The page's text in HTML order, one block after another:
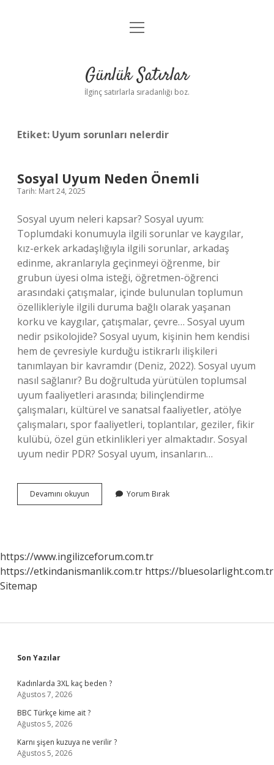
Anasayfa
Yasal Uyarı
menüyü
Günlük Satırlar
İlginç satırlarla sıradanlığı boz.
Etiket: Uyum sorunları nelerdir
Sosyal Uyum Neden Önemli
Tarih: Mart 24, 2025
Sosyal uyum neleri kapsar? Sosyal uyum:
Toplumdaki konumuyla ilgili sorunlar ve kaygılar,
kız-erkek arkadaşlığıyla ilgili sorunlar, arkadaş
edinme, akranlarıyla geçinmeyi öğrenme, bir
grubun üyesi olma isteği, öğretmen-öğrenci
arasındaki çatışmalar, içinde bulunulan toplumun
özellikleriyle ilgili duruma bağlı olarak yaşanan
korku ve kaygılar, çatışmalar, çevre… Sosyal uyum
nedir psikolojide? Sosyal uyum, kişinin hem kendisi
hem de çevresiyle kurduğu istikrarlı ilişkileri
tanımlayan bir kavramdır (Deniz, 2022). Sosyal uyum
nasıl sağlanır? Bu doğrultuda yürütülen toplumsal
uyum faaliyetleri arasında; bilinçlendirme
çalışmaları, kültürel ve sanatsal faaliyetler, atölye
çalışmaları, spor faaliyetleri, toplantılar, geziler, fikir
kulübü, özel gün etkinlikleri yer almaktadır. Sosyal
uyum nedir PDR? Sosyal uyum, insanların…
Devamını okuyun
Uyum
Yorum Bırak
https://www.ingilizceforum.com.tr
https://etkindanismanlik.com.tr https://bluesolarlight.com.tr
Sitemap
Sidebar
Son Yazılar
Kadınlarda 3XL kaç beden ?
Ağustos 7, 2026
BBC Türkçe kime ait ?
Ağustos 5, 2026
Karnı şişen kuzuya ne verilir ?
Ağustos 5, 2026